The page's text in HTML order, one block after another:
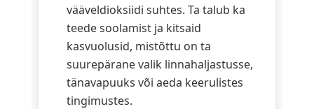
vääveldioksiidi suhtes. Ta talub ka
teede soolamist ja kitsaid
kasvuolusid, mistõttu on ta
suurepärane valik linnahaljastusse,
tänavapuuks või aeda keerulistes
tingimustes.